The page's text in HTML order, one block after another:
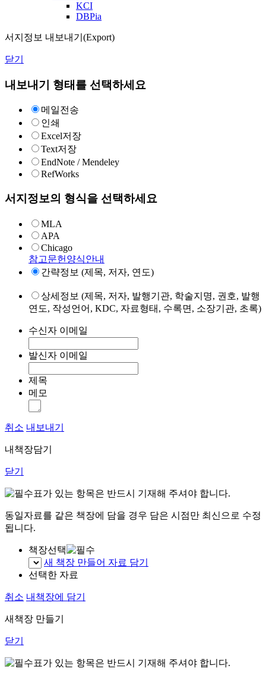
KCI
DBPia
서지정보 내보내기(Export)
닫기
내보내기 형태를 선택하세요
메일전송
인쇄
Excel저장
Text저장
EndNote / Mendeley
RefWorks
서지정보의 형식을 선택하세요
MLA
APA
Chicago
참고문헌양식안내
간략정보 (제목, 저자, 연도)
상세정보 (제목, 저자, 발행기관, 학술지명, 권호, 발행
연도, 작성언어, KDC, 자료형태, 수록면, 소장기관, 초록)
수신자 이메일
발신자 이메일
제목
메모
취소 내보내기
내책장담기
닫기
표가 있는 항목은 반드시 기재해 주셔야 합니다.
동일자료를 같은 책장에 담을 경우 담은 시점만 최신으로 수정
됩니다.
책장선택
새 책장 만들어 자료 담기
선택한 자료
취소 내책장에 담기
새책장 만들기
닫기
표가 있는 항목은 반드시 기재해 주셔야 합니다.